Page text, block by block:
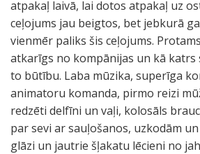
atpakaļ laivā, lai dotos atpakaļ uz
ceļojums jau beigtos, bet jebkurā
vienmēr paliks šis ceļojums.
atkarīgs no kompānijas un kā katrs
to būtību. Laba mūzika, superīga
animatoru komanda, pirmo reizi
redzēti delfīni un vaļi, kolosāls
par sevi ar sauļošanos, uzkodām
glāzi un jautrie šļakatu lēcieni no